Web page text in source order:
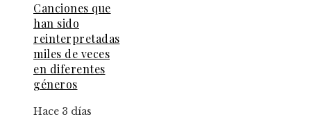
Canciones que
han sido
reinterpretadas
miles de veces
en diferentes
géneros
Hace 3 días